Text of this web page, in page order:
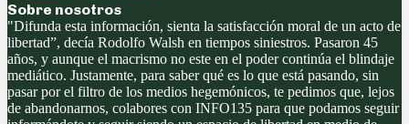
Sobre nosotros
"Difunda esta información, sienta la satisfacción moral de un acto de
libertad”, decía Rodolfo Walsh en tiempos siniestros. Pasaron 45
años, y aunque el macrismo no este en el poder continúa el blindaje
mediático. Justamente, para saber qué es lo que está pasando, sin
pasar por el filtro de los medios hegemónicos, te pedimos que, lejos
de abandonarnos, colabores con INFO135 para que podamos seguir